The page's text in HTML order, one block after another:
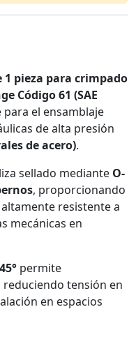
1 pieza para crimpado
Código 61 (SAE
el ensamblaje
de alta presión
de acero).
sellado mediante O-
, proporcionando
resistente a
mecánicas en
permite
tensión en
en espacios